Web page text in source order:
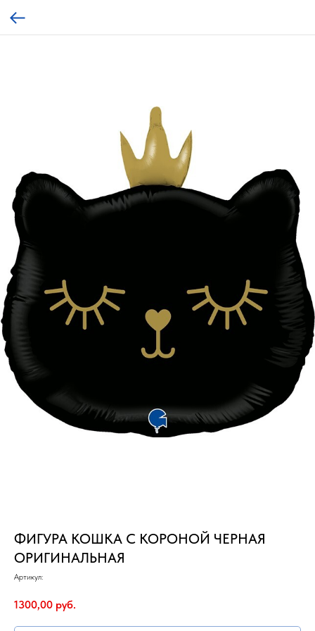
ФИГУРА КОШКА С КОРОНОЙ ЧЕРНАЯ
ОРИГИНАЛЬНАЯ
Артикул:
1300,00 руб.